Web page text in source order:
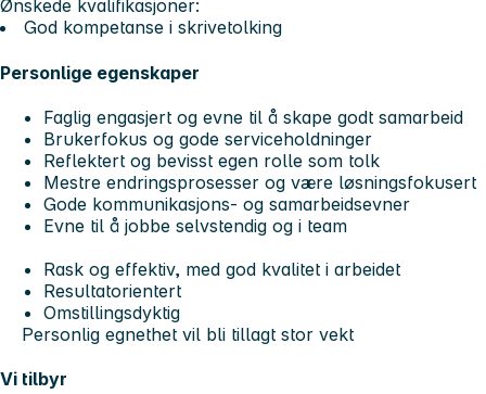
Ønskede kvalifikasjoner:
God kompetanse i skrivetolking
Personlige egenskaper
Faglig engasjert og evne til å skape godt samarbeid
Brukerfokus og gode serviceholdninger
Reflektert og bevisst egen rolle som tolk
Mestre endringsprosesser og være løsningsfokusert
Gode kommunikasjons- og samarbeidsevner
Evne til å jobbe selvstendig og i team
Rask og effektiv, med god kvalitet i arbeidet
Resultatorientert
Omstillingsdyktig
Personlig egnethet vil bli tillagt stor vekt
Vi tilbyr